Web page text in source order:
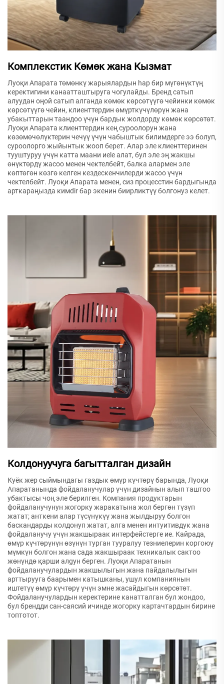
Комплекстик Көмөк жана Кызмат
Луоқи Апарата төмөнкү жарыялардын һар бир мүгөнүктүң
керектигини канаатташтыруга чогулайды. Бренд сатып
алуудан оңой сатып алганда көмөк көрсөтүүгө чейинки көмөк
көрсөтүүгө чейин, клиенттердин өмүрткүчүлөрүн жана
убакыттарын таандоо үчүн бардык жолдорду көмөк көрсөтөт.
Луоқи Апарата клиенттердин кең суроолорун жана
көзөмөчөлүктерин чечүү үчүн чабыштык билимдерге ээ болуп,
суроолорго жыйынтык жооп берет. Алар эле клиенттеринен
тууштуруу үчүн катта маани иele алат, бул эле эң жакшы
өнүктөрдү жасоо менен чектелбейт, балка алармен эле
көптөгөн көзгө келген кездескенчилерди жасоо үчүн
чектелбейт. Луоқи Апарата менен, сиз процесстин бардыгында
арткараңызда кимdir бар экенин биирликтүү болгонуз келет.
Колдонуучуга багытталган дизайн
Куёк жер сыймындагы газдык өмүр күчтөрү барында, Луоқи
Апаратанында фойдаланучулар үчүн дизайнын алып таштоо
убактысы чоң эле берилген. Компания продуктарын
фойдаланучунун жогорку жаракатына жол бергөн түзүп
жатат; анткени алар түсүнүкүү жана жылдыруу болгон
баскандарды колдонуп жатат, алга менен интуитивдук жана
фойдаланучу үчүн жакшыраак интерфейстерге ие. Кайрада,
өмүр күчтөрүнүн өзүнүн турган тууралуу тезниелерин коргоюү
мүмкүн болгон жана сада жакшыраак техникалык сактоо
жөнүндө қарши алgyн берген. Луоқи Апаратанын
фойдаланучулардын жакшылыгын жана пайдалылыгын
арттырууга баарымен катышканы, ушул компаниянын
иштетүү өмүр күчтөрү үчүн эмне жасайдыгын көрсөтөт.
Фойдаланучулардын керектерине канатталган бул жондоо,
бул брендди сан-саясий ичинде жогорку картачтардын бирине
топтотот.